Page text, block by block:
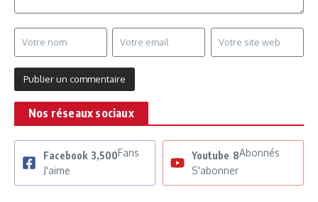
Nos réseaux sociaux
Facebook 3,500Fans
J'aime
Youtube 8Abonnés
S'abonner